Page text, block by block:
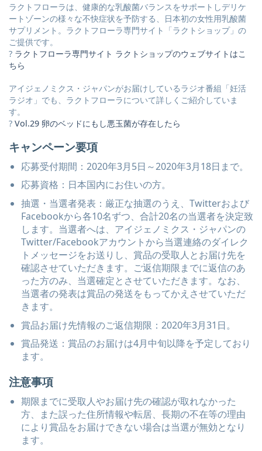
ラクトフローラは、健康的な乳酸菌バランスをサポートしデリケ
ートゾーンの様々な不快症状を予防する、日本初の女性用乳酸菌
サプリメント。ラクトフローラ専門サイト「ラクトショップ」の
ご提供です。
? ラクトフローラ専門サイト ラクトショップのウェブサイトはこ
ちら
アイジェノミクス・ジャパンがお届けしているラジオ番組「妊活
ラジオ」でも、ラクトフローラについて詳しくご紹介していま
す。
? Vol.29 卵のベッドにもし悪玉菌が存在したら
キャンペーン要項
応募受付期間：2020年3月5日～2020年3月18日まで。
応募資格：日本国内にお住いの方。
抽選・当選者発表：厳正な抽選のうえ、Twitterおよび
Facebookから各10名ずつ、合計20名の当選者を決定致
します。当選者へは、アイジェノミクス・ジャパンの
Twitter/Facebookアカウントから当選連絡のダイレク
トメッセージをお送りし、賞品の受取人とお届け先を
確認させていただきます。ご返信期限までに返信のあ
った方のみ、当選確定とさせていただきます。なお、
当選者の発表は賞品の発送をもってかえさせていただ
きます。
賞品お届け先情報のご返信期限：2020年3月31日。
賞品発送：賞品のお届けは4月中旬以降を予定しており
ます。
注意事項
期限までに受取人やお届け先の確認が取れなかった
方、また誤った住所情報や転居、長期の不在等の理由
により賞品をお届けできない場合は当選が無効となり
ます。